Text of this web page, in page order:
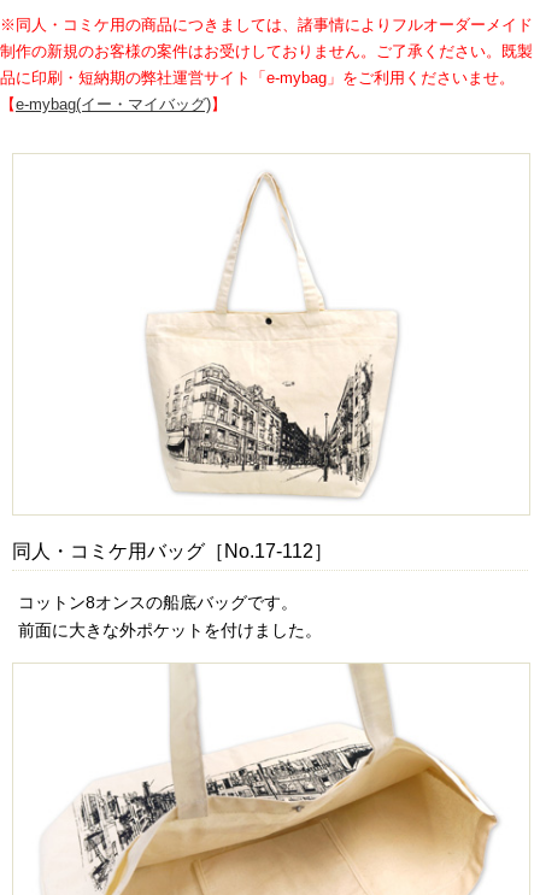
※同人・コミケ用の商品につきましては、諸事情によりフルオーダーメイド
制作の新規のお客様の案件はお受けしておりません。ご了承ください。既製
品に印刷・短納期の弊社運営サイト「e-mybag」をご利用くださいませ。
【e-mybag(イー・マイバッグ)】
同人・コミケ用バッグ［No.17-112］
コットン8オンスの船底バッグです。
前面に大きな外ポケットを付けました。